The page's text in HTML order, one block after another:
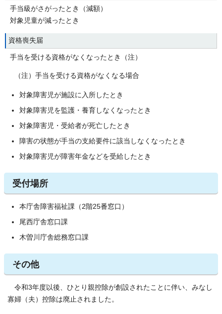
手当級がさがったとき（減額）
対象児童が減ったとき
資格喪失届
手当を受ける資格がなくなったとき（注）
（注）手当を受ける資格がなくなる場合
対象障害児が施設に入所したとき
対象障害児を監護・養育しなくなったとき
対象障害児・受給者が死亡したとき
障害の状態が手当の支給要件に該当しなくなったとき
対象障害児が障害年金などを受給したとき
受付場所
本庁舎障害福祉課（2階25番窓口）
尾西庁舎窓口課
木曽川庁舎総務窓口課
その他
令和3年度以後、ひとり親控除が創設されたことに伴い、みなし
寡婦（夫）控除は廃止されました。